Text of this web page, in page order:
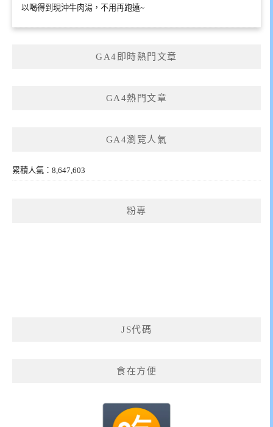
以喝得到現沖牛肉湯，不用再跑遠~
GA4即時熱門文章
GA4熱門文章
GA4瀏覽人氣
累積人氣：8,647,603
粉專
JS代碼
食在方便